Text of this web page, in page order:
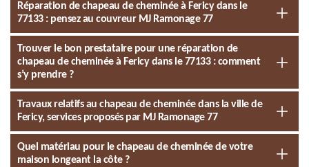
Réparation de chapeau de cheminée à Fericy dans le
77133 : pensez au couvreur MJ Ramonage 77
Trouver le bon prestataire pour une réparation de
chapeau de cheminée à Fericy dans le 77133 : comment
s’y prendre ?
Travaux relatifs au chapeau de cheminée dans la ville de
Fericy, services proposés par MJ Ramonage 77
Quel matériau pour le chapeau de cheminée de votre
maison longeant la côte ?